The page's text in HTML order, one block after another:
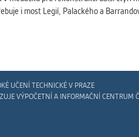
Slouží pro
pomáhají
Využívané
Vašich
i most Legií, Palackého a
UČENÍ TECHNICKÉ V PRAZE
VÝPOČETNÍ A INFORMAČNÍ CENTRUM